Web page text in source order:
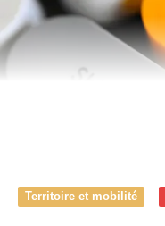
Territoire et mobilité